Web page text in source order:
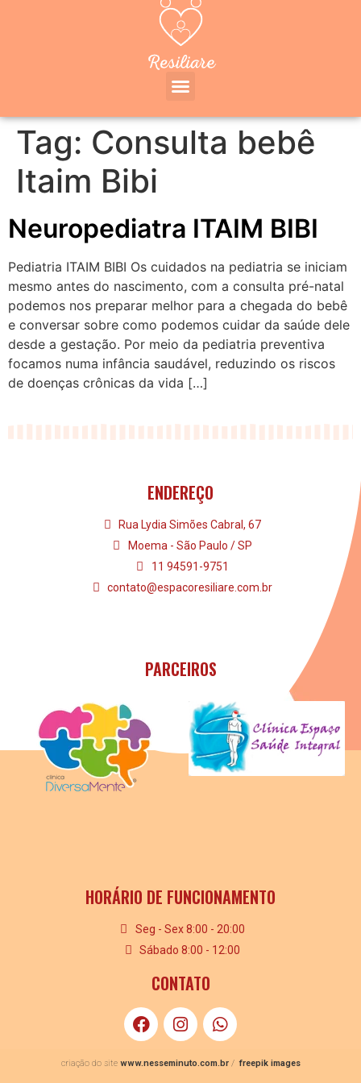
Tag: Consulta bebê
Itaim Bibi
Neuropediatra ITAIM BIBI
Pediatria ITAIM BIBI Os cuidados na pediatria se iniciam
mesmo antes do nascimento, com a consulta pré-natal
podemos nos preparar melhor para a chegada do bebê
e conversar sobre como podemos cuidar da saúde dele
desde a gestação. Por meio da pediatria preventiva
focamos numa infância saudável, reduzindo os riscos
de doenças crônicas da vida […]
ENDEREÇO
Rua Lydia Simões Cabral, 67
Moema - São Paulo / SP
11 94591-9751
contato@espacoresiliare.com.br
PARCEIROS
HORÁRIO DE FUNCIONAMENTO
Seg - Sex 8:00 - 20:00
Sábado 8:00 - 12:00
CONTATO
criação do site www.nesseminuto.com.br/freepik images